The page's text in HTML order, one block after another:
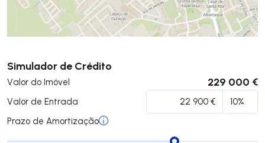
Simulador de Crédito
Valor do Imóvel 229 000 €
Valor de Entrada
Prazo de Amortização
Submeter